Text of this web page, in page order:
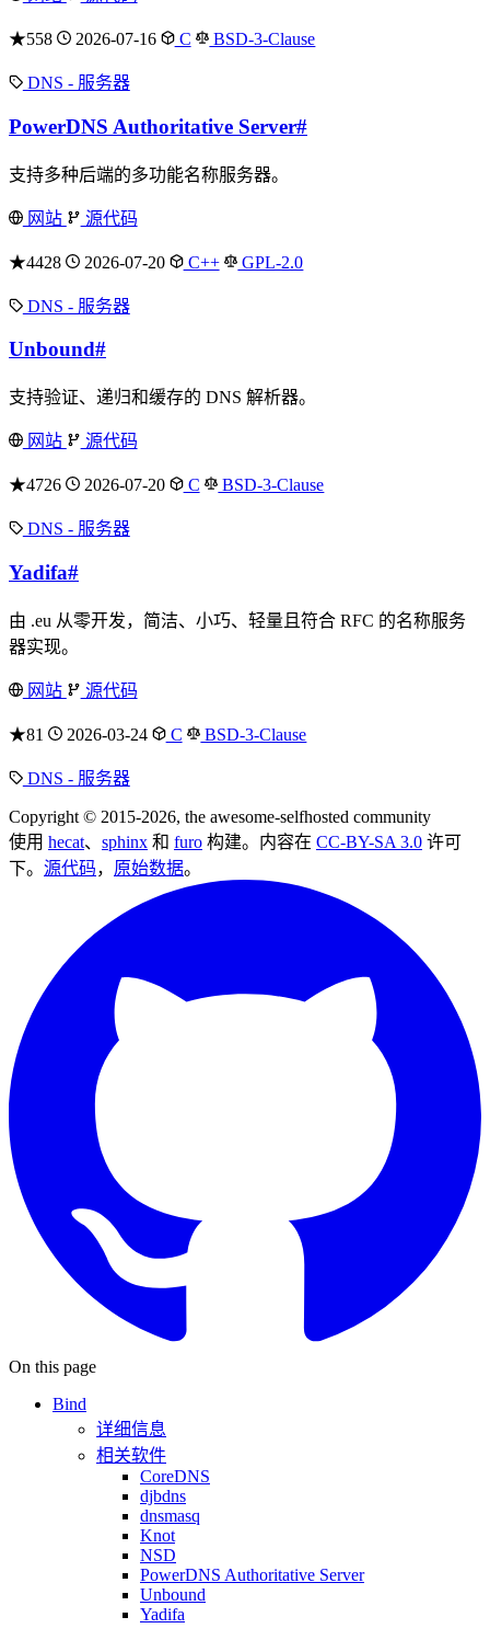
★558 2026-07-16 C BSD-3-Clause
DNS - 服务器
PowerDNS Authoritative Server#
支持多种后端的多功能名称服务器。
网站 源代码
★4428 2026-07-20 C++ GPL-2.0
DNS - 服务器
Unbound#
支持验证、递归和缓存的 DNS 解析器。
网站 源代码
★4726 2026-07-20 C BSD-3-Clause
DNS - 服务器
Yadifa#
由 .eu 从零开发，简洁、小巧、轻量且符合 RFC 的名称服务
器实现。
网站 源代码
★81 2026-03-24 C BSD-3-Clause
DNS - 服务器
Copyright © 2015-2026, the awesome-selfhosted community
使用 hecat、 sphinx 和 furo 构建。内容在 CC-BY-SA 3.0 许可
下。 源代码， 原始数据。
On this page
Bind
详细信息
相关软件
CoreDNS
djbdns
dnsmasq
Knot
NSD
PowerDNS Authoritative Server
Unbound
Yadifa